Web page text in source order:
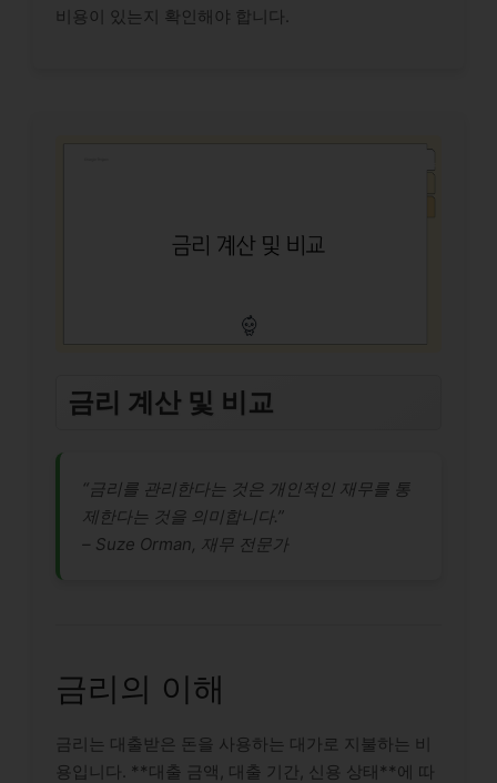
비용이 있는지 확인해야 합니다.
금리 계산 및 비교
“금리를 관리한다는 것은 개인적인 재무를 통
제한다는 것을 의미합니다.”
– Suze Orman, 재무 전문가
금리의 이해
금리는 대출받은 돈을 사용하는 대가로 지불하는 비
용입니다. **대출 금액, 대출 기간, 신용 상태**에 따